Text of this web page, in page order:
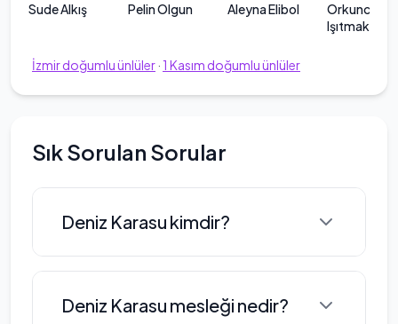
Sude Alkış Pelin Olgun Aleyna Elibol
Orkuncan
Işıtmak
İzmirdoğumlu ünlüler· 1 Kasım doğumlu ünlüler
Sık Sorulan Sorular
Deniz Karasu kimdir?
ayında İzmir'de dünyaya gelmiştir.
Deniz Karasu mesleği nedir?